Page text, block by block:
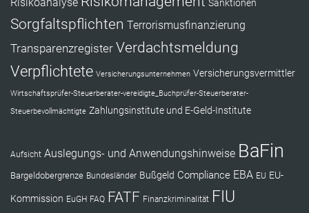
Sanktionen
Sorgfaltspflichten Terrorismusfinanzierung
Transparenzregister Verdachtsmeldung
Verpflichtete Versicherungsunternehmen Versicherungsvermittler
Wirtschaftsprüfer-Steuerberater-vereidigte_Buchprüfer-Steuerberater-
Steuerbevollmächtigte Zahlungsinstitute und E-Geld-Institute
Aufsicht Auslegungs- und Anwendungshinweise BaFin
Bargeldobergrenze Bundesländer Bußgeld Compliance EBA EU EU-
Kommission EuGH FAQ FATF Finanzkriminalität FIU